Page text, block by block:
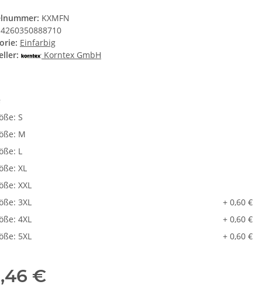
KXMFN
4260350888710
Einfarbig
Korntex GmbH
S
M
L
XL
XXL
3XL
+ 0,60 €
4XL
+ 0,60 €
5XL
+ 0,60 €
€